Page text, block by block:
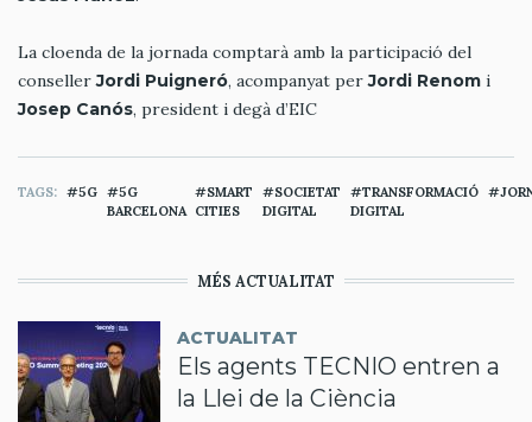
La cloenda de la jornada comptarà amb la participació del
consellerJordi Puigneró, acompanyat perJordi Renom i
Josep Canós, president i degà d’EIC
TAGS 5G
5G
BARCELONA
SMART
CITIES
SOCIETAT
DIGITAL
TRANSFORMACIÓ
DIGITAL
MÉS ACTUALITAT
ACTUALITAT
Els agents TECNIO entren a
la Llei de la Ciència